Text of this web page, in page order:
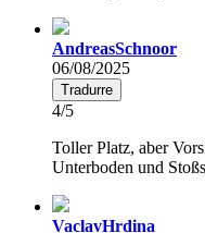
AndreasSchnoor
06/08/2025
Tradurre
4/5
Toller Platz, aber
Unterboden und
VaclavHrdina